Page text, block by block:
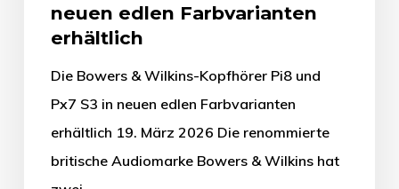
neuen edlen Farbvarianten
erhältlich
Die Bowers & Wilkins-Kopfhörer Pi8 und
Px7 S3 in neuen edlen Farbvarianten
erhältlich 19. März 2026 Die renommierte
britische Audiomarke Bowers & Wilkins hat